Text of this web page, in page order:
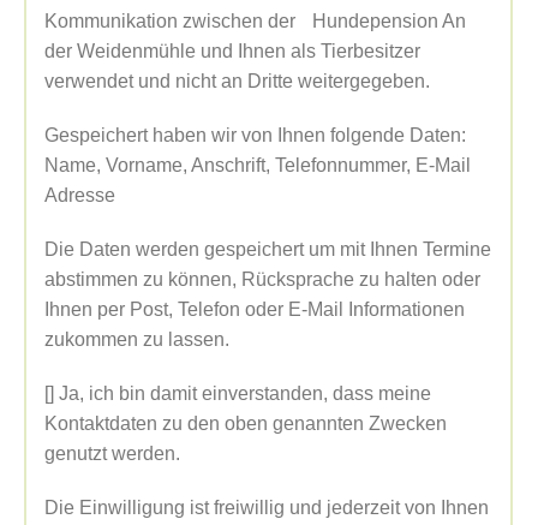
Kommunikation zwischen der Hundepension An
der Weidenmühle und Ihnen als Tierbesitzer
verwendet und nicht an Dritte weitergegeben.
Gespeichert haben wir von Ihnen folgende Daten:
Name, Vorname, Anschrift, Telefonnummer, E-Mail
Adresse
Die Daten werden gespeichert um mit Ihnen Termine
abstimmen zu können, Rücksprache zu halten oder
Ihnen per Post, Telefon oder E-Mail Informationen
zukommen zu lassen.
[] Ja, ich bin damit einverstanden, dass meine
Kontaktdaten zu den oben genannten Zwecken
genutzt werden.
Die Einwilligung ist freiwillig und jederzeit von Ihnen